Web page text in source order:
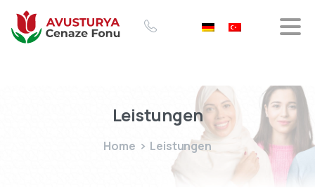
Leistungen
Home Leistungen